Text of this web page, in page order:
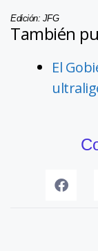
Edición: JFG
También
El